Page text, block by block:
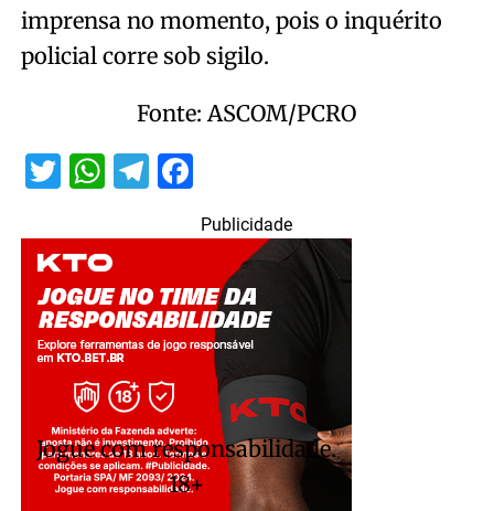
imprensa no momento, pois o inquérito
policial corre sob sigilo.
Fonte: ASCOM/PCRO
Twitter
WhatsApp
Telegram
Facebook
Publicidade
Jogue com responsabilidade.
18+